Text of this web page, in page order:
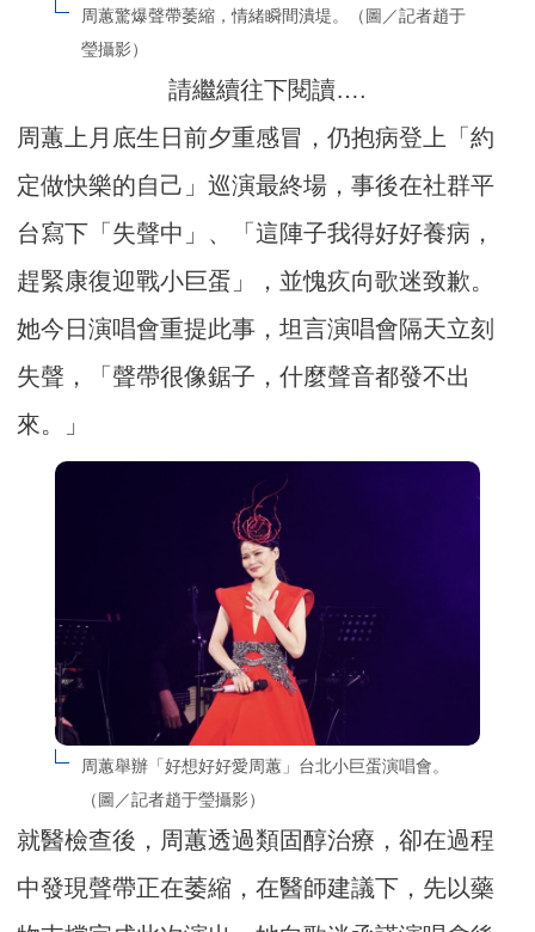
周蕙驚爆聲帶萎縮，情緒瞬間潰堤。（圖／記者趙于
瑩攝影）
請繼續往下閱讀….
周蕙上月底生日前夕重感冒，仍抱病登上「約
定做快樂的自己」巡演最終場，事後在社群平
台寫下「失聲中」、「這陣子我得好好養病，
趕緊康復迎戰小巨蛋」，並愧疚向歌迷致歉。
她今日演唱會重提此事，坦言演唱會隔天立刻
失聲，「聲帶很像鋸子，什麼聲音都發不出
來。」
周蕙舉辦「好想好好愛周蕙」台北小巨蛋演唱會。
（圖／記者趙于瑩攝影）
就醫檢查後，周蕙透過類固醇治療，卻在過程
中發現聲帶正在萎縮，在醫師建議下，先以藥